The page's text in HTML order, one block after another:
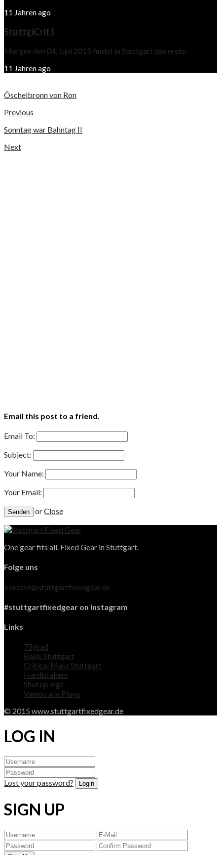
11 Jahren ago
StuttgiCrit I
Morgen den 04. Juni 2015 findet in Stuttgart das erste.
11 Jahren ago
Öschelbronn von Ron
Previous
Sonntag war Bahntag II
Next
Email this post to a friend.
Email To:
Subject:
Your Name:
Your Email:
orClose
One gear fits all. Fixed Gear in Stuttgart.
Folge uns
kontakt@stuttgartfixedgear.de
#stuttgartfixedgear on Instagram
Links
75grad
Basis Stuttgart
Critical Mass Stuttgart
Hardbrakers
Shut up legs
Vamos a la Playa
© 2015 www.stuttgartfixedgear.de
LOG IN
Lost your password?
SIGN UP